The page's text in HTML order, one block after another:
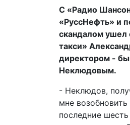
С «Радио
«РуссНефть» и
скандалом ушел
такси»
директором -
Неклюдовым.
- Неклюдов,
мне
последние